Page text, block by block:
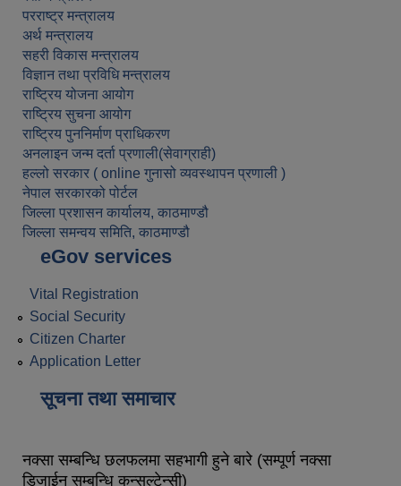
परराष्ट्र मन्त्रालय
अर्थ मन्त्रालय
सहरी विकास मन्त्रालय
विज्ञान तथा प्रविधि मन्त्रालय
राष्ट्रिय योजना आयोग
राष्ट्रिय सुचना आयोग
राष्ट्रिय पुननिर्माण प्राधिकरण
अनलाइन जन्म दर्ता प्रणाली(सेवाग्राही)
हल्लो सरकार ( online गुनासो व्यवस्थापन प्रणाली )
नेपाल सरकारको पोर्टल
जिल्ला प्रशासन कार्यालय, काठमाण्डौ
जिल्ला समन्वय समिति, काठमाण्डौ
eGov services
Vital Registration
Social Security
Citizen Charter
Application Letter
सूचना तथा समाचार
नक्सा सम्बन्धि छलफलमा सहभागी हुने बारे (सम्पूर्ण नक्सा
डिजाईन सम्बन्धि कन्सल्टेन्सी)